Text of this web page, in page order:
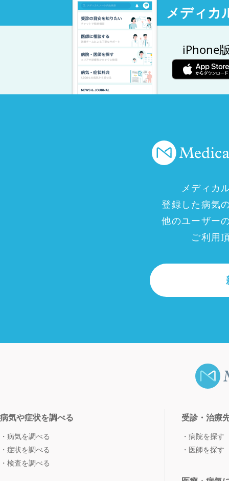
メディカ
iPhone
メディカ
登録した病気
他のユーザー
ご利用
病気や症状を調べる
病気を調べる
症状を調べる
検査を調べる
受診・治療
病院を探す
医師を探す